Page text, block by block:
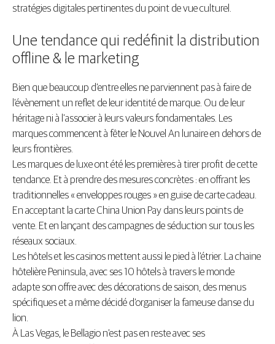
stratégies digitales pertinentes du point de vue culturel.
Une tendance qui redéfinit la distribution
offline & le marketing
Bien que beaucoup d’entre elles ne parviennent pas à faire de
l’évènement un reflet de leur identité de marque. Ou de leur
héritage ni à l’associer à leurs valeurs fondamentales. Les
marques commencent à fêter le Nouvel An lunaire en dehors de
leurs frontières.
Les marques de luxe ont été les premières à tirer profit de cette
tendance. Et à prendre des mesures concrètes : en offrant les
traditionnelles « enveloppes rouges » en guise de carte cadeau.
En acceptant la carte China Union Pay dans leurs points de
vente. Et en lançant des campagnes de séduction sur tous les
réseaux sociaux.
Les hôtels et les casinos mettent aussi le pied à l’étrier. La chaine
hôtelière Peninsula, avec ses 10 hôtels à travers le monde
adapte son offre avec des décorations de saison, des menus
spécifiques et a même décidé d’organiser la fameuse danse du
lion.
À Las Vegas, le Bellagio n’est pas en reste avec ses